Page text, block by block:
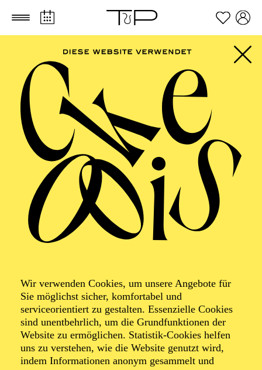
Zum Hauptinhalt springen Zum Footer springen
Wir verwenden Cookies, um unsere Angebote für
Sie möglichst sicher, komfortabel und
serviceorientiert zu gestalten. Essenzielle Cookies
sind unentbehrlich, um die Grundfunktionen der
Website zu ermöglichen. Statistik-Cookies helfen
uns zu verstehen, wie die Website genutzt wird,
indem Informationen anonym gesammelt und
PHILHARMONIE
Frühlings­konzert
für Senior*innen
Veranstalter: Eine Kooperation der Philharmonie Essen